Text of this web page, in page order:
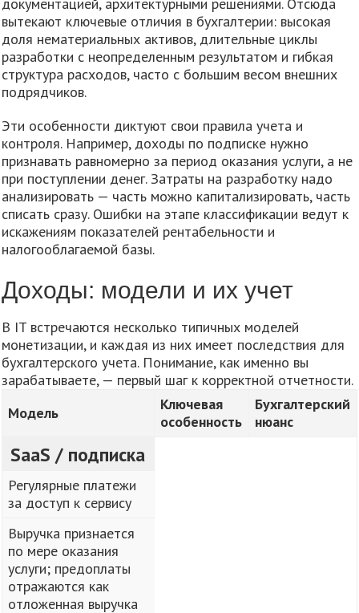
документацией, архитектурными решениями. Отсюда
вытекают ключевые отличия в бухгалтерии: высокая
доля нематериальных активов, длительные циклы
разработки с неопределенным результатом и гибкая
структура расходов, часто с большим весом внешних
подрядчиков.
Эти особенности диктуют свои правила учета и
контроля. Например, доходы по подписке нужно
признавать равномерно за период оказания услуги, а не
при поступлении денег. Затраты на разработку надо
анализировать — часть можно капитализировать, часть
списать сразу. Ошибки на этапе классификации ведут к
искажениям показателей рентабельности и
налогооблагаемой базы.
Доходы: модели и их учет
В IT встречаются несколько типичных моделей
монетизации, и каждая из них имеет последствия для
бухгалтерского учета. Понимание, как именно вы
зарабатываете, — первый шаг к корректной отчетности.
Модель
Ключевая
особенность
Бухгалтерский
нюанс
SaaS / подписка
Регулярные платежи
за доступ к сервису
Выручка признается
по мере оказания
услуги; предоплаты
отражаются как
отложенная выручка